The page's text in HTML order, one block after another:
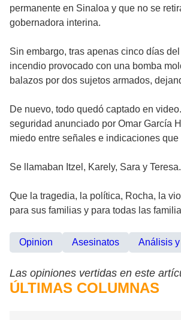
permanente en Sinaloa y que no se
gobernadora interina.
Sin embargo, tras apenas cinco días
incendio provocado con una bomba
balazos por dos sujetos armados,
De nuevo, todo quedó captado en
seguridad anunciado por Omar García
miedo entre señales e indicaciones
Se llamaban Itzel, Karely, Sara y
Que la tragedia, la política, Rocha, la
para sus familias y para todas las
Opinion Asesinatos Análisis
Las opiniones vertidas en este
ÚLTIMAS COLUMNAS